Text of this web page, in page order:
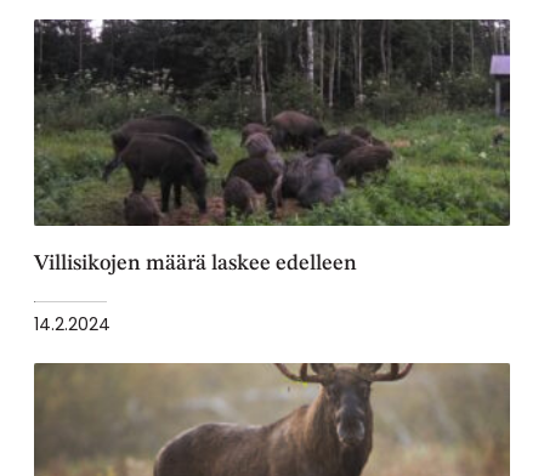
Villisikojen määrä laskee edelleen
14.2.2024